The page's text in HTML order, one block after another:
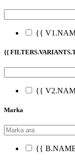
{{
{{
{{
Marka
{{